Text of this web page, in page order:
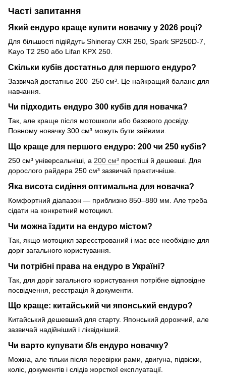
Часті запитання
Який ендуро краще купити новачку у 2026 році?
Для більшості підійдуть Shineray CXR 250, Spark SP250D-7,
Kayo T2 250 або Lifan KPX 250.
Скільки кубів достатньо для першого ендуро?
Зазвичай достатньо 200–250 см³. Це найкращий баланс для
навчання.
Чи підходить ендуро 300 кубів для новачка?
Так, але краще після мотошколи або базового досвіду.
Повному новачку 300 см³ можуть бути зайвими.
Що краще для першого ендуро: 200 чи 250 кубів?
250 см³ універсальніші, а 200 см³ простіші й дешевші. Для
дорослого райдера 250 см³ зазвичай практичніше.
Яка висота сидіння оптимальна для новачка?
Комфортний діапазон — приблизно 850–880 мм. Але треба
сідати на конкретний мотоцикл.
Чи можна їздити на ендуро містом?
Так, якщо мотоцикл зареєстрований і має все необхідне для
доріг загального користування.
Чи потрібні права на ендуро в Україні?
Так, для доріг загального користування потрібне відповідне
посвідчення, реєстрація й документи.
Що краще: китайський чи японський ендуро?
Китайський дешевший для старту. Японський дорожчий, але
зазвичай надійніший і ліквідніший.
Чи варто купувати б/в ендуро новачку?
Можна, але тільки після перевірки рами, двигуна, підвіски,
коліс, документів і слідів жорсткої експлуатації.